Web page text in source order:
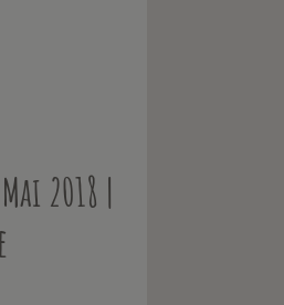
2018 |